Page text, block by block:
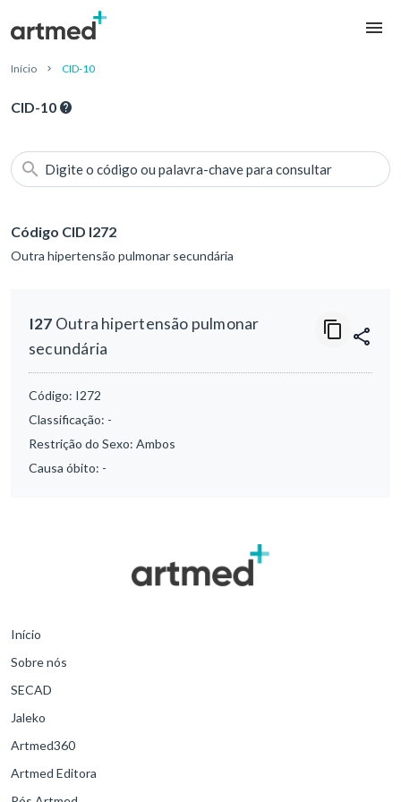
Início CID-10
CID-10
Digite o código ou palavra-chave para consultar
Código CID I272
Outra hipertensão pulmonar secundária
I27 Outra hipertensão pulmonar
secundária
Código: I272
Classificação: -
Restrição do Sexo: Ambos
Causa óbito: -
Início
Sobre nós
SECAD
Jaleko
Artmed360
Artmed Editora